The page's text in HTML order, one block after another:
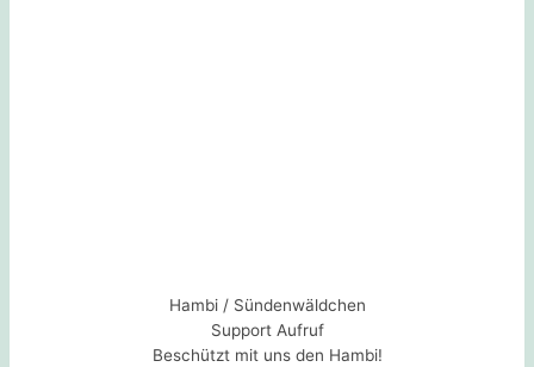
Hambi / Sündenwäldchen
Support Aufruf
Beschützt mit uns den Hambi!